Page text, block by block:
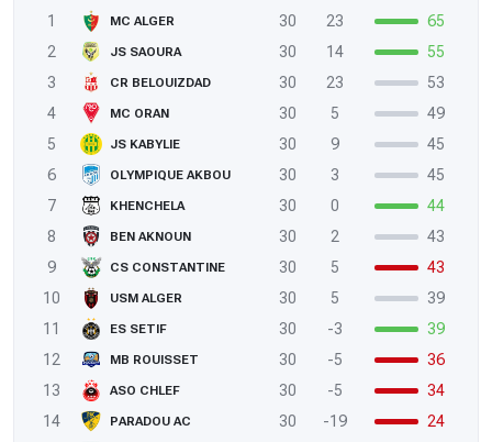
1 MC ALGER 30 23
65
2
JS SAOURA 30 14
55
3
CR BELOUIZDAD 30 23
53
4
MC ORAN 30 5
49
5
JS KABYLIE 30 9
45
6
OLYMPIQUE AKBOU 30 3
45
7
KHENCHELA 30 0
44
8
BEN AKNOUN 30 2
43
9
CS CONSTANTINE 30 5
43
10
USM ALGER 30 5
39
11
ES SETIF 30 -3
39
12
MB ROUISSET 30 -5
36
13
ASO CHLEF 30 -5
34
14
PARADOU AC 30 -19
24